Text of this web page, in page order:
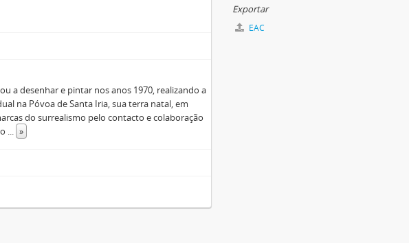
a desenhar e pintar nos anos 1970, realizando a
na Póvoa de Santa Iria, sua terra natal, em
do surrealismo pelo contacto e colaboração
... »
Exportar
EAC